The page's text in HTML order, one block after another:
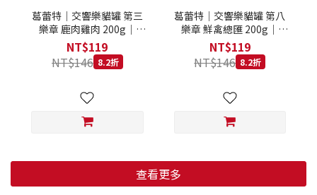
葛蕾特｜交響樂貓罐 第三
樂章 鹿肉雞肉 200g｜
GranataPet 200克 主食罐
無穀罐 無膠罐 主食貓罐 德
罐
NT$119
NT$146 8.2折
葛蕾特｜交響樂貓罐 第八
樂章 鮮禽總匯 200g｜
GranataPet 200克 主食罐
無穀罐 無膠罐 主食貓罐 德
罐
NT$119
NT$146 8.2折
查看更多